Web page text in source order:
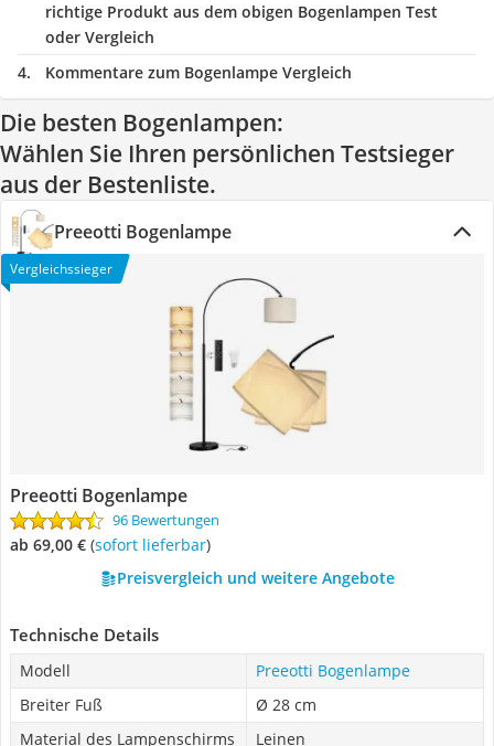
richtige Produkt aus dem obigen Bogenlampen Test
oder Vergleich
Kommentare zum Bogenlampe Vergleich
Die besten Bogenlampen:
Wählen Sie Ihren persönlichen Testsieger
aus der Bestenliste.
Preeotti Bogenlampe
Vergleichssieger
Preeotti Bogenlampe
96 Bewertungen
ab 69,00 € ( Sofort lieferbar)
Preisvergleich und weitere Angebote
Technische Details
Modell
Preeotti Bogenlampe
Breiter Fuß
Ø 28 cm
Material des Lampenschirms
Leinen